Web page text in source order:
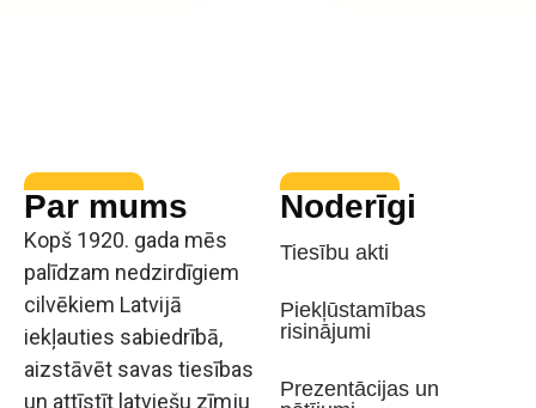
Par mums
Kopš 1920. gada mēs
palīdzam nedzirdīgiem
cilvēkiem Latvijā
iekļauties sabiedrībā,
aizstāvēt savas tiesības
un attīstīt latviešu zīmju
Noderīgi
Tiesību akti
Piekļūstamības
risinājumi
Prezentācijas un